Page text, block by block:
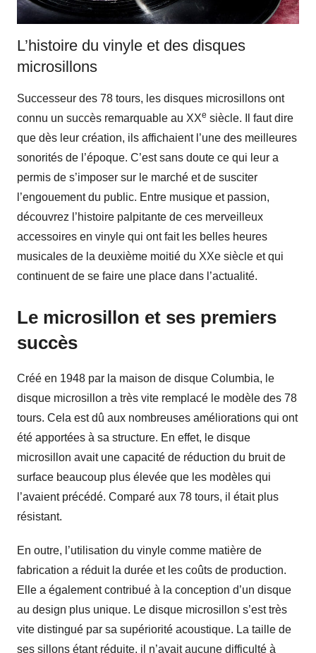
L’histoire du vinyle et des disques
microsillons
Successeur des 78 tours, les disques microsillons ont
connu un succès remarquable au XXe siècle. Il faut dire
que dès leur création, ils affichaient l’une des meilleures
sonorités de l’époque. C’est sans doute ce qui leur a
permis de s’imposer sur le marché et de susciter
l’engouement du public. Entre musique et passion,
découvrez l’histoire palpitante de ces merveilleux
accessoires en vinyle qui ont fait les belles heures
musicales de la deuxième moitié du XXe siècle et qui
continuent de se faire une place dans l’actualité.
Le microsillon et ses premiers
succès
Créé en 1948 par la maison de disque Columbia, le
disque microsillon a très vite remplacé le modèle des 78
tours. Cela est dû aux nombreuses améliorations qui ont
été apportées à sa structure. En effet, le disque
microsillon avait une capacité de réduction du bruit de
surface beaucoup plus élevée que les modèles qui
l’avaient précédé. Comparé aux 78 tours, il était plus
résistant.
En outre, l’utilisation du vinyle comme matière de
fabrication a réduit la durée et les coûts de production.
Elle a également contribué à la conception d’un disque
au design plus unique. Le disque microsillon s’est très
vite distingué par sa supériorité acoustique. La taille de
ses sillons étant réduite, il n’avait aucune difficulté à